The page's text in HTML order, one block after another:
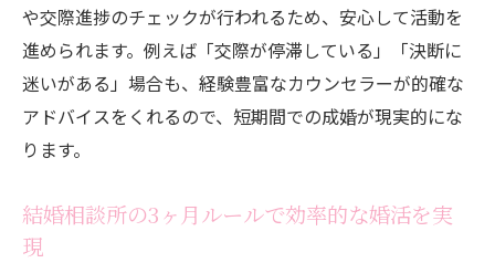
や交際進捗のチェックが行われるため、安心して活動を
進められます。例えば「交際が停滞している」「決断に
迷いがある」場合も、経験豊富なカウンセラーが的確な
アドバイスをくれるので、短期間での成婚が現実的にな
ります。
結婚相談所の3ヶ月ルールで効率的な婚活を実
現